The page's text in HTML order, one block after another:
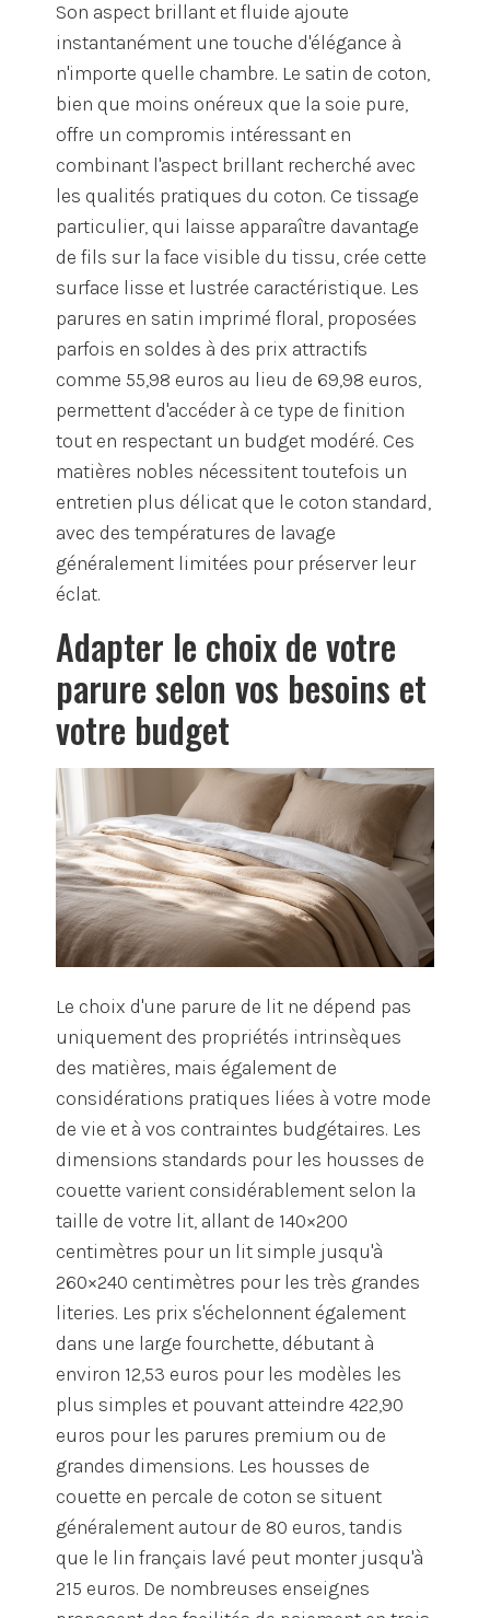
Son aspect brillant et fluide ajoute
instantanément une touche d'élégance à
n'importe quelle chambre. Le satin de coton,
bien que moins onéreux que la soie pure,
offre un compromis intéressant en
combinant l'aspect brillant recherché avec
les qualités pratiques du coton. Ce tissage
particulier, qui laisse apparaître davantage
de fils sur la face visible du tissu, crée cette
surface lisse et lustrée caractéristique. Les
parures en satin imprimé floral, proposées
parfois en soldes à des prix attractifs
comme 55,98 euros au lieu de 69,98 euros,
permettent d'accéder à ce type de finition
tout en respectant un budget modéré. Ces
matières nobles nécessitent toutefois un
entretien plus délicat que le coton standard,
avec des températures de lavage
généralement limitées pour préserver leur
éclat.
Adapter le choix de votre
parure selon vos besoins et
votre budget
Le choix d'une parure de lit ne dépend pas
uniquement des propriétés intrinsèques
des matières, mais également de
considérations pratiques liées à votre mode
de vie et à vos contraintes budgétaires. Les
dimensions standards pour les housses de
couette varient considérablement selon la
taille de votre lit, allant de 140×200
centimètres pour un lit simple jusqu'à
260×240 centimètres pour les très grandes
literies. Les prix s'échelonnent également
dans une large fourchette, débutant à
environ 12,53 euros pour les modèles les
plus simples et pouvant atteindre 422,90
euros pour les parures premium ou de
grandes dimensions. Les housses de
couette en percale de coton se situent
généralement autour de 80 euros, tandis
que le lin français lavé peut monter jusqu'à
215 euros. De nombreuses enseignes